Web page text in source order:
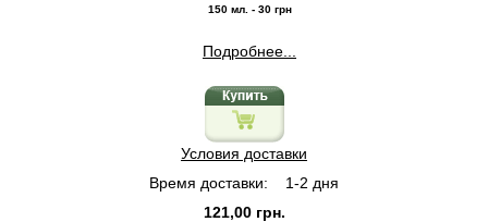
150 мл. - 30 грн
Подробнее...
Условия доставки
Время доставки:
1-2 дня
121,00 грн.